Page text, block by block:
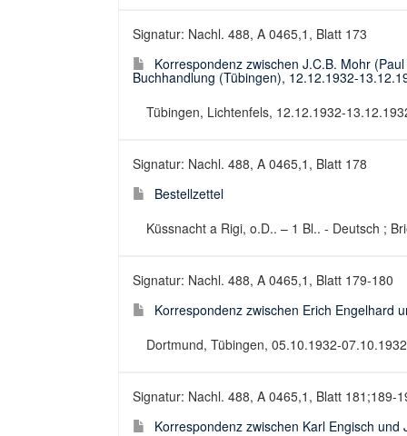
Signatur: Nachl. 488, A 0465,1, Blatt 173
Korrespondenz zwischen J.C.B. Mohr
Buchhandlung (Tübingen), 12.12.1932-
Tübingen, Lichtenfels, 12.12.1932-
Signatur: Nachl. 488, A 0465,1, Blatt 178
Bestellzettel
Küssnacht a Rigi, o.D.. – 1 Bl.. - Deutsch ;
Signatur: Nachl. 488, A 0465,1, Blatt 179-180
Korrespondenz zwischen Erich Engelhard
Dortmund, Tübingen, 05.10.1932-
Signatur: Nachl. 488, A 0465,1, Blatt 181;189-
Korrespondenz zwischen Karl Engisch